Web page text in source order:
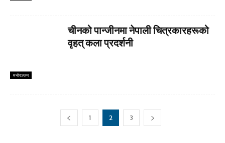
मनाेरञ्जन
चीनको पान्जीनमा नेपाली चित्रकारहरूको
वृहत् कला प्रदर्शनी
1 2 3